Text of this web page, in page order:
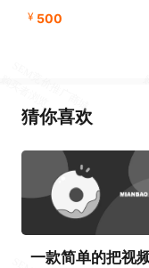
料账户备份文件下
¥ 500
猜你喜欢
一款简单的把视